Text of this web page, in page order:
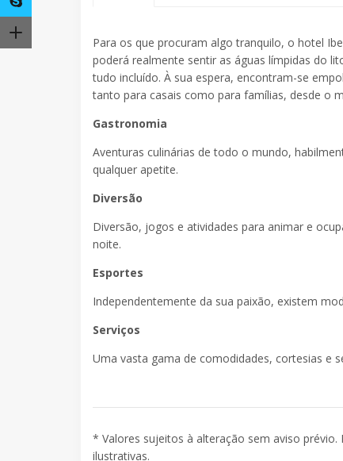
Para os que procuram algo tranquilo, o hotel
poderá realmente sentir as águas límpidas do
tudo incluído. À sua espera, encontram-se
tanto para casais como para famílias, desde o
Gastronomia
Aventuras culinárias de todo o mundo,
qualquer apetite.
Diversão
Diversão, jogos e atividades para animar e
noite.
Esportes
Independentemente da sua paixão, existem
Serviços
Uma vasta gama de comodidades, cortesias e
* Valores sujeitos à alteração sem aviso
ilustrativas.